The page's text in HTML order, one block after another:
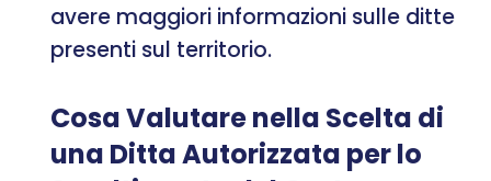
avere maggiori informazioni sulle ditte
presenti sul territorio.
Cosa Valutare nella Scelta di
una Ditta Autorizzata per lo